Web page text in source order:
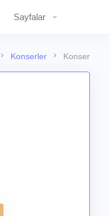
Sayfalar
Konserler Konser